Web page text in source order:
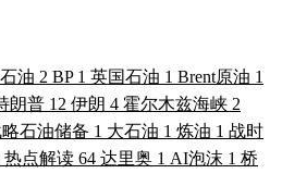
石油 2 BP 1 英国石油 1 Brent原油 1
朗普 12 伊朗 4 霍尔木兹海峡 2
石油储备 1 大石油 1 炼油 1 战时
热点解读 64 达里奥 1 AI泡沫 1 桥